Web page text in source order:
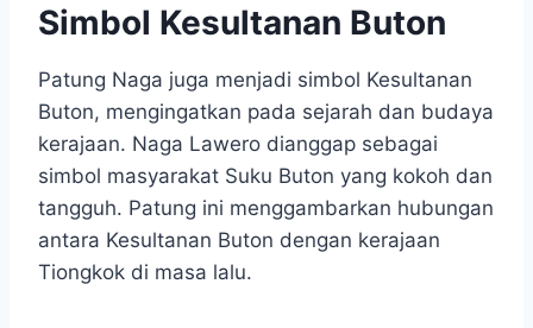
Simbol Kesultanan Buton
Patung Naga juga menjadi simbol Kesultanan
Buton, mengingatkan pada sejarah dan budaya
kerajaan. Naga Lawero dianggap sebagai
simbol masyarakat Suku Buton yang kokoh dan
tangguh. Patung ini menggambarkan hubungan
antara Kesultanan Buton dengan kerajaan
Tiongkok di masa lalu.